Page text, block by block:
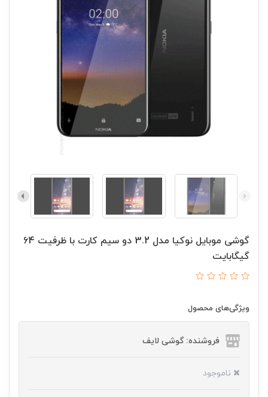
گوشی موبایل نوکیا مدل 3.2 دو سیم کارت با ظرفیت 64
گیگابایت
ویژگی‌های محصول
فروشنده: گوشی لایف
ناموجود